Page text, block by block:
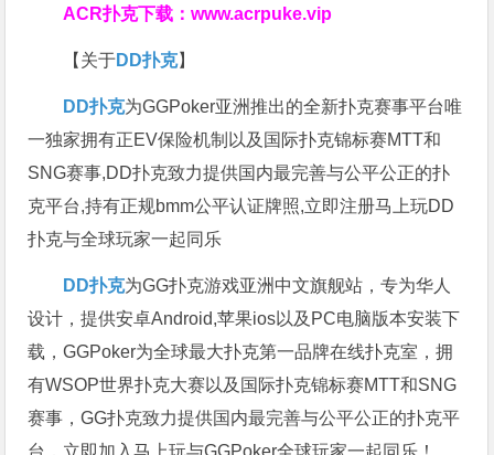
ACR扑克下载：www.acrpuke.vip
【关于DD扑克】
DD扑克为GGPoker亚洲推出的全新扑克赛事平台唯
一独家拥有正EV保险机制以及国际扑克锦标赛MTT和
SNG赛事,DD扑克致力提供国内最完善与公平公正的扑
克平台,持有正规bmm公平认证牌照,立即注册马上玩DD
扑克与全球玩家一起同乐
DD扑克为GG扑克游戏亚洲中文旗舰站，专为华人
设计，提供安卓Android,苹果ios以及PC电脑版本安装下
载，GGPoker为全球最大扑克第一品牌在线扑克室，拥
有WSOP世界扑克大赛以及国际扑克锦标赛MTT和SNG
赛事，GG扑克致力提供国内最完善与公平公正的扑克平